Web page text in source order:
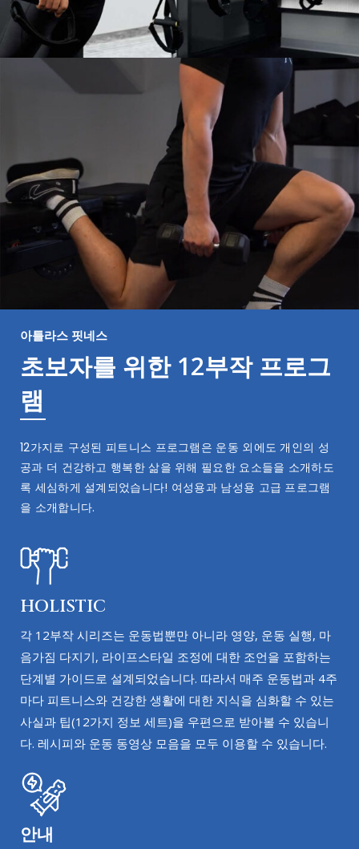
아틀라스 핏네스
초보자를 위한 12부작 프로그
램
12가지로 구성된 피트니스 프로그램은 운동 외에도 개인의 성
공과 더 건강하고 행복한 삶을 위해 필요한 요소들을 소개하도
록 세심하게 설계되었습니다! 여성용과 남성용 고급 프로그램
을 소개합니다.
HOLISTIC
각 12부작 시리즈는 운동법뿐만 아니라 영양, 운동 실행, 마
음가짐 다지기, 라이프스타일 조정에 대한 조언을 포함하는
단계별 가이드로 설계되었습니다. 따라서 매주 운동법과 4주
마다 피트니스와 건강한 생활에 대한 지식을 심화할 수 있는
사실과 팁(12가지 정보 세트)을 우편으로 받아볼 수 있습니
다. 레시피와 운동 동영상 모음을 모두 이용할 수 있습니다.
안내